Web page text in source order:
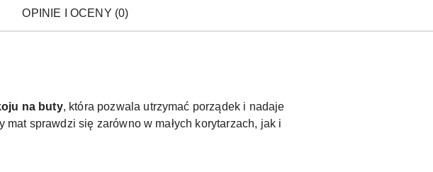
OPINIE I OCENY (0)
na buty, która pozwala utrzymać porządek i nadaje
sprawdzi się zarówno w małych korytarzach, jak i